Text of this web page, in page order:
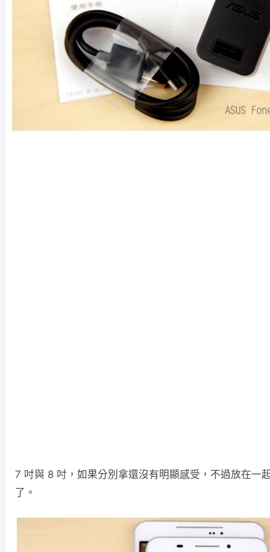
7 吋與 8 吋，如果分別拿還沒有明顯感受，不過放在一
了。